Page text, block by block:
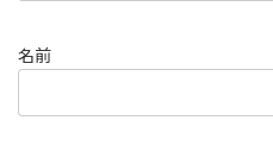
名前